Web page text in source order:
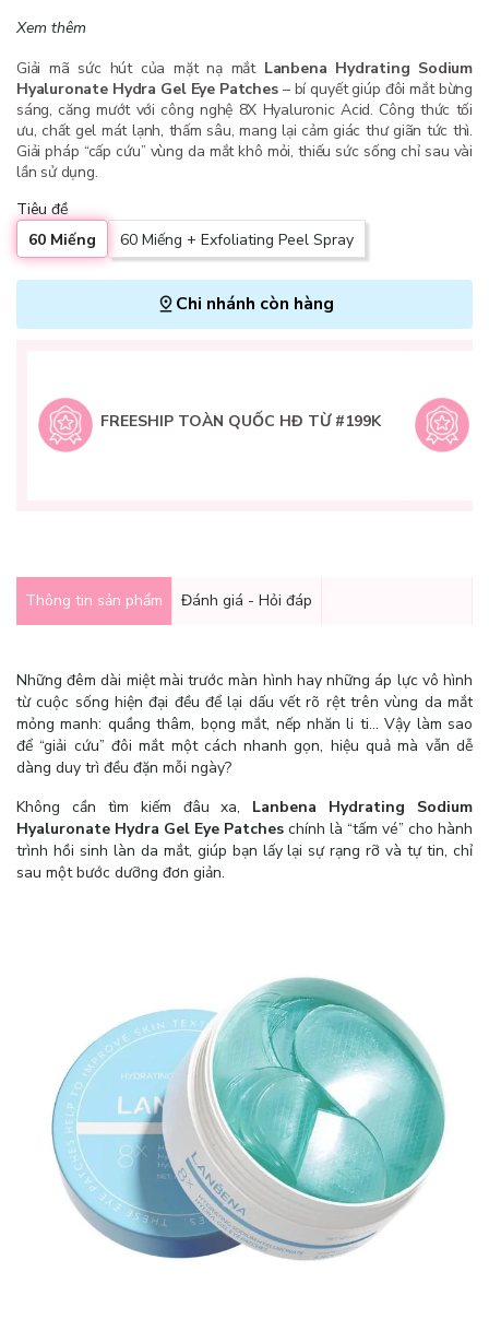
Xem thêm
Giải mã sức hút của mặt nạ mắt Lanbena Hydrating Sodium
Hyaluronate Hydra Gel Eye Patches– bí quyết giúp đôi mắt bừng
sáng, căng mướt với công nghệ 8X Hyaluronic Acid. Công thức tối
ưu, chất gel mát lạnh, thấm sâu, mang lại cảm giác thư giãn tức thì.
Giải pháp “cấp cứu” vùng da mắt khô mỏi, thiếu sức sống chỉ sau vài
lần sử dụng.
Tiêu đề
60 Miếng
60 Miếng + Exfoliating Peel Spray
Chi nhánh còn hàng
FREESHIP TOÀN QUỐC HĐ TỪ #199K
Thông tin sản phẩm Đánh giá - Hỏi đáp
Những đêm dài miệt mài trước màn hình hay những áp lực vô hình
từ cuộc sống hiện đại đều để lại dấu vết rõ rệt trên vùng da mắt
mỏng manh: quầng thâm, bọng mắt, nếp nhăn li ti… Vậy làm sao
để “giải cứu” đôi mắt một cách nhanh gọn, hiệu quả mà vẫn dễ
dàng duy trì đều đặn mỗi ngày?
Không cần tìm kiếm đâu xa, Lanbena Hydrating Sodium
Hyaluronate Hydra Gel Eye Patches chính là “tấm vé” cho hành
trình hồi sinh làn da mắt, giúp bạn lấy lại sự rạng rỡ và tự tin, chỉ
sau một bước dưỡng đơn giản.